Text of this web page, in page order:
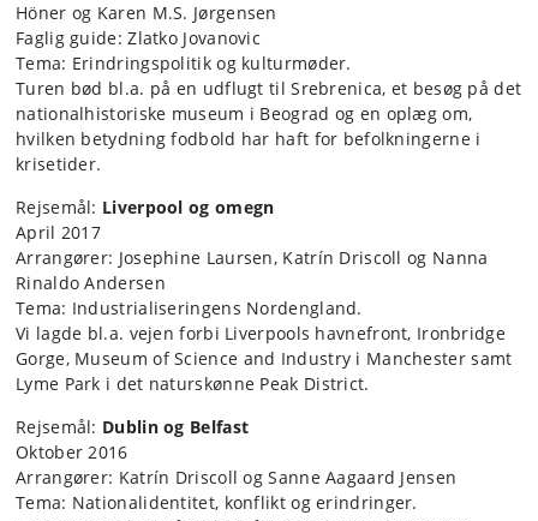
Höner og Karen M.S. Jørgensen
Faglig guide: Zlatko Jovanovic
Tema: Erindringspolitik og kulturmøder.
Turen bød bl.a. på en udflugt til Srebrenica, et besøg på det
nationalhistoriske museum i Beograd og en oplæg om,
hvilken betydning fodbold har haft for befolkningerne i
krisetider.
Rejsemål: Liverpool og omegn
April 2017
Arrangører: Josephine Laursen, Katrín Driscoll og Nanna
Rinaldo Andersen
Tema: Industrialiseringens Nordengland.
Vi lagde bl.a. vejen forbi Liverpools havnefront, Ironbridge
Gorge, Museum of Science and Industry i Manchester samt
Lyme Park i det naturskønne Peak District.
Rejsemål: Dublin og Belfast
Oktober 2016
Arrangører: Katrín Driscoll og Sanne Aagaard Jensen
Tema: Nationalidentitet, konflikt og erindringer.